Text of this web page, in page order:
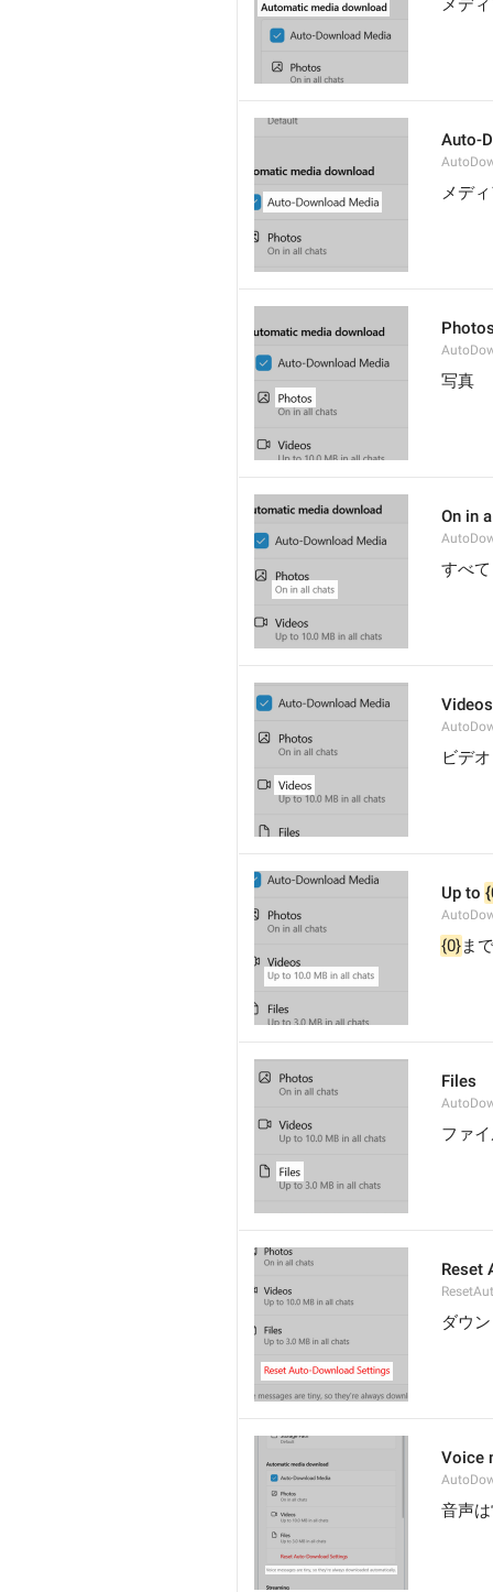
メデ
Auto-
メデ
写真
On in
すべて
Videos
ビデオ
Up to
{0}まで
Files
ファ
Reset
ダウ
Voice
音声